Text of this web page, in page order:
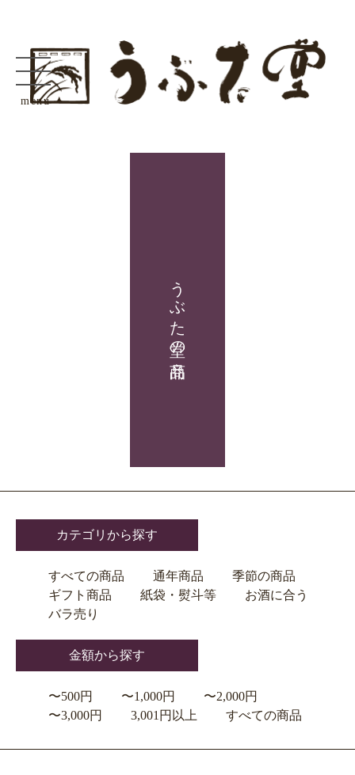
menu
うぶた堂の商品
カテゴリから探す
すべての商品 通年商品
季節の商品
ギフト商品
紙袋・熨斗等
お酒に合う
バラ売り
金額から探す
〜500円 〜1,000円
〜2,000円
〜3,000円
3,001円以上 すべての商品